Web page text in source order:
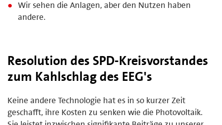
Wir sehen die Anlagen, aber den Nutzen haben
andere.
Resolution des SPD-Kreisvorstandes
zum Kahlschlag des EEG's
Keine andere Technologie hat es in so kurzer Zeit
geschafft, ihre Kosten zu senken wie die Photovoltaik.